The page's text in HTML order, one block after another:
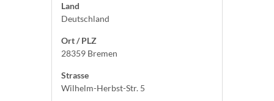
Land
Deutschland
Ort / PLZ
28359 Bremen
Strasse
Wilhelm-Herbst-Str. 5